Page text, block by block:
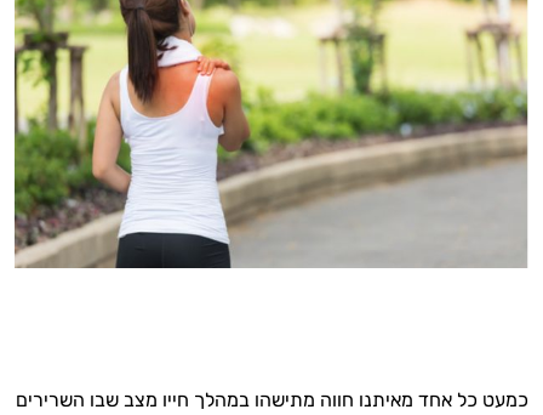
כמעט כל אחד מאיתנו חווה מתישהו במהלך חייו מצב שבו השרירים